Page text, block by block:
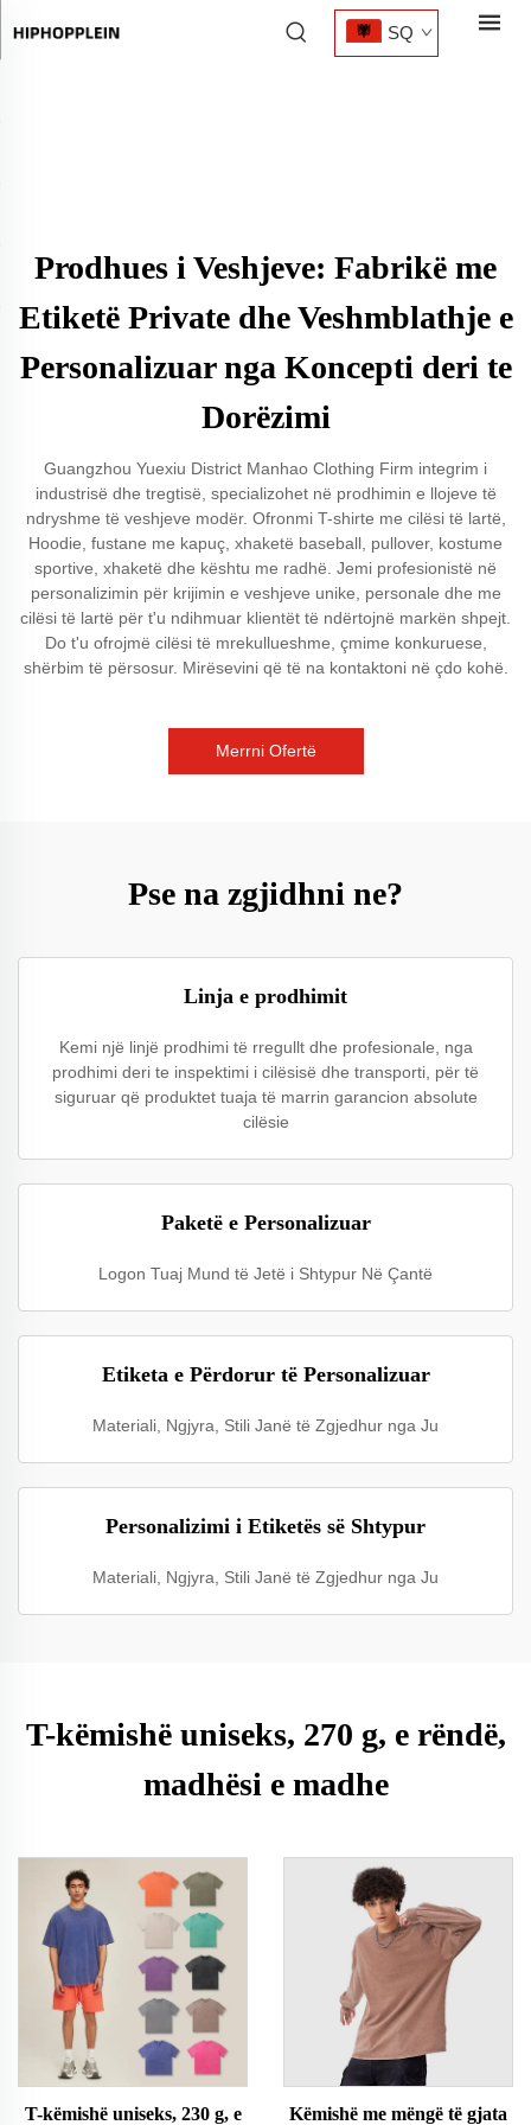
SQ
Prodhues i Veshjeve: Fabrikë me
Etiketë Private dhe Veshmblathje e
Personalizuar nga Koncepti deri te
Dorëzimi
Guangzhou Yuexiu District Manhao Clothing Firm integrim i
industrisë dhe tregtisë, specializohet në prodhimin e llojeve të
ndryshme të veshjeve modër. Ofronmi T-shirte me cilësi të lartë,
Hoodie, fustane me kapuç, xhaketë baseball, pullover, kostume
sportive, xhaketë dhe kështu me radhë. Jemi profesionistë në
personalizimin për krijimin e veshjeve unike, personale dhe me
cilësi të lartë për t'u ndihmuar klientët të ndërtojnë markën shpejt.
Do t'u ofrojmë cilësi të mrekullueshme, çmime konkuruese,
shërbim të përsosur. Mirësevini që të na kontaktoni në çdo kohë.
Merrni Ofertë
Pse na zgjidhni ne?
Linja e prodhimit
Kemi një linjë prodhimi të rregullt dhe profesionale, nga
prodhimi deri te inspektimi i cilësisë dhe transporti, për të
siguruar që produktet tuaja të marrin garancion absolute
cilësie
Paketë e Personalizuar
Logon Tuaj Mund të Jetë i Shtypur Në Çantë
Etiketa e Përdorur të Personalizuar
Materiali, Ngjyra, Stili Janë të Zgjedhur nga Ju
Personalizimi i Etiketës së Shtypur
Materiali, Ngjyra, Stili Janë të Zgjedhur nga Ju
T-këmishë uniseks, 270 g, e rëndë,
madhësi e madhe
T-këmishë uniseks, 230 g, e Këmishë me mëngë të gjata